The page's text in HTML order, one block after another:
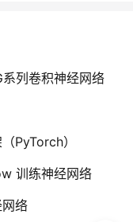
列卷积神经网络
PyTorch）
训练神经网络
络